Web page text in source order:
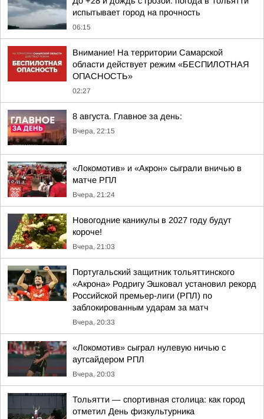
испытывает город на прочность
06:15
Внимание! На территории Самарской
области действует режим «БЕСПИЛОТНАЯ
ОПАСНОСТЬ»
02:27
8 августа. Главное за день:
Вчера, 22:15
«Локомотив» и «Акрон» сыграли вничью в
матче РПЛ
Вчера, 21:24
Новогодние каникулы в 2027 году будут
короче!
Вчера, 21:03
Португальский защитник тольяттинского
«Акрона» Родригу Эшковал установил рекорд
Российской премьер-лиги (РПЛ) по
заблокированным ударам за матч
Вчера, 20:33
«Локомотив» сыграл нулевую ничью с
аутсайдером РПЛ
Вчера, 20:03
Тольятти — спортивная столица: как город
отметил День физкультурника